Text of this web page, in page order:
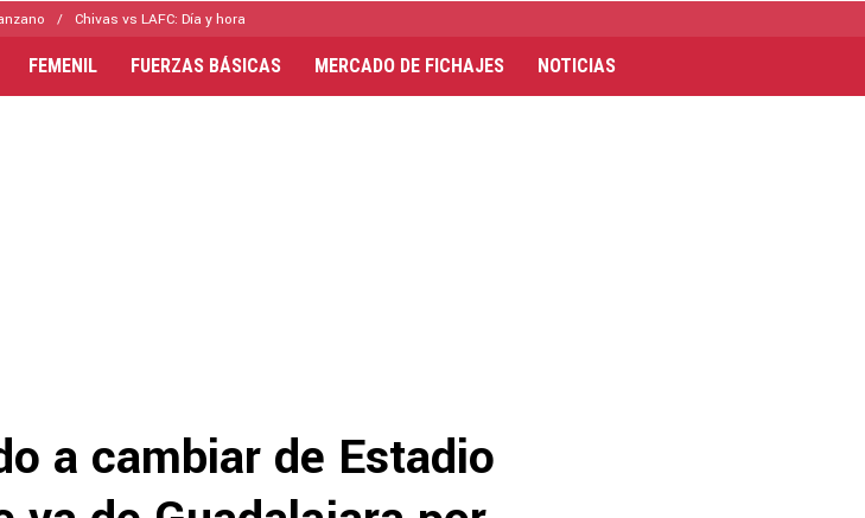
Chivas vs LAFC: Día y hora
FEMENIL FUERZAS BÁSICAS MERCADO DE FICHAJES NOTICIAS
a cambiar de Estadio